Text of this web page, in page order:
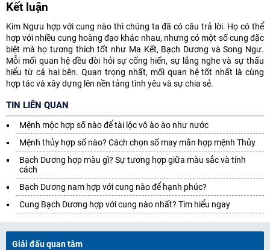
Kết luận
Kim Ngưu hợp với cung nào thì chúng ta đã có câu trả lời. Họ có thể
hợp với nhiều cung hoàng đạo khác nhau, nhưng có một số cung đặc
biệt mà họ tương thích tốt như Ma Kết, Bạch Dương và Song Ngư.
Mỗi mối quan hệ đều đòi hỏi sự cống hiến, sự lắng nghe và sự thấu
hiểu từ cả hai bên. Quan trọng nhất, mối quan hệ tốt nhất là cùng
hợp tác và xây dựng lên nền tảng tình yêu và sự chia sẻ.
TIN LIÊN QUAN
Mệnh mộc hợp số nào để tài lộc vô ào ào như nước
Mệnh thủy hợp số nào? Cách chọn số may mắn hợp mệnh Thủy
Bạch Dương hợp màu gì? Sự tương hợp giữa màu sắc và tính
cách
Bạch Dương nam hợp với cung nào để hạnh phúc?
Cung Bạch Dương hợp với cung nào nhất? Tìm hiểu ngay
Giải đấu quan tâm